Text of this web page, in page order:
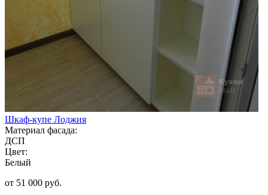
Шкаф-купе Лоджия
Материал фасада:
ДСП
Цвет:
Белый
от 51 000 руб.